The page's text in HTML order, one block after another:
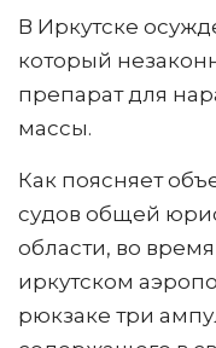
В Иркутске
который
препарат для
массы.
Как поясняет
судов общей
области, во
иркутском
рюкзаке три